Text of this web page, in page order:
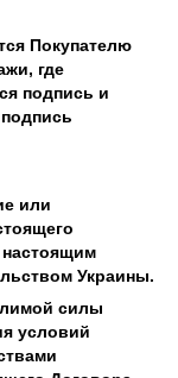
Покупателю
где
подпись и
или
настоящим
Украины.
силы
условий